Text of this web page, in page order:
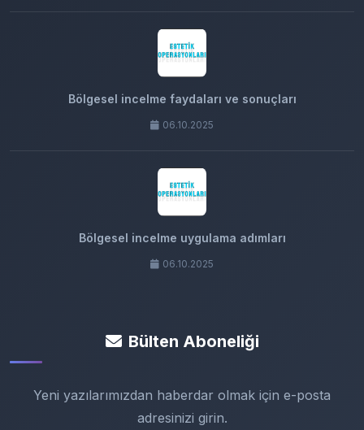
Bölgesel incelme faydaları ve sonuçları
06.10.2025
Bölgesel incelme uygulama adımları
06.10.2025
Bülten Aboneliği
Yeni yazılarımızdan haberdar olmak için e-posta
adresinizi girin.